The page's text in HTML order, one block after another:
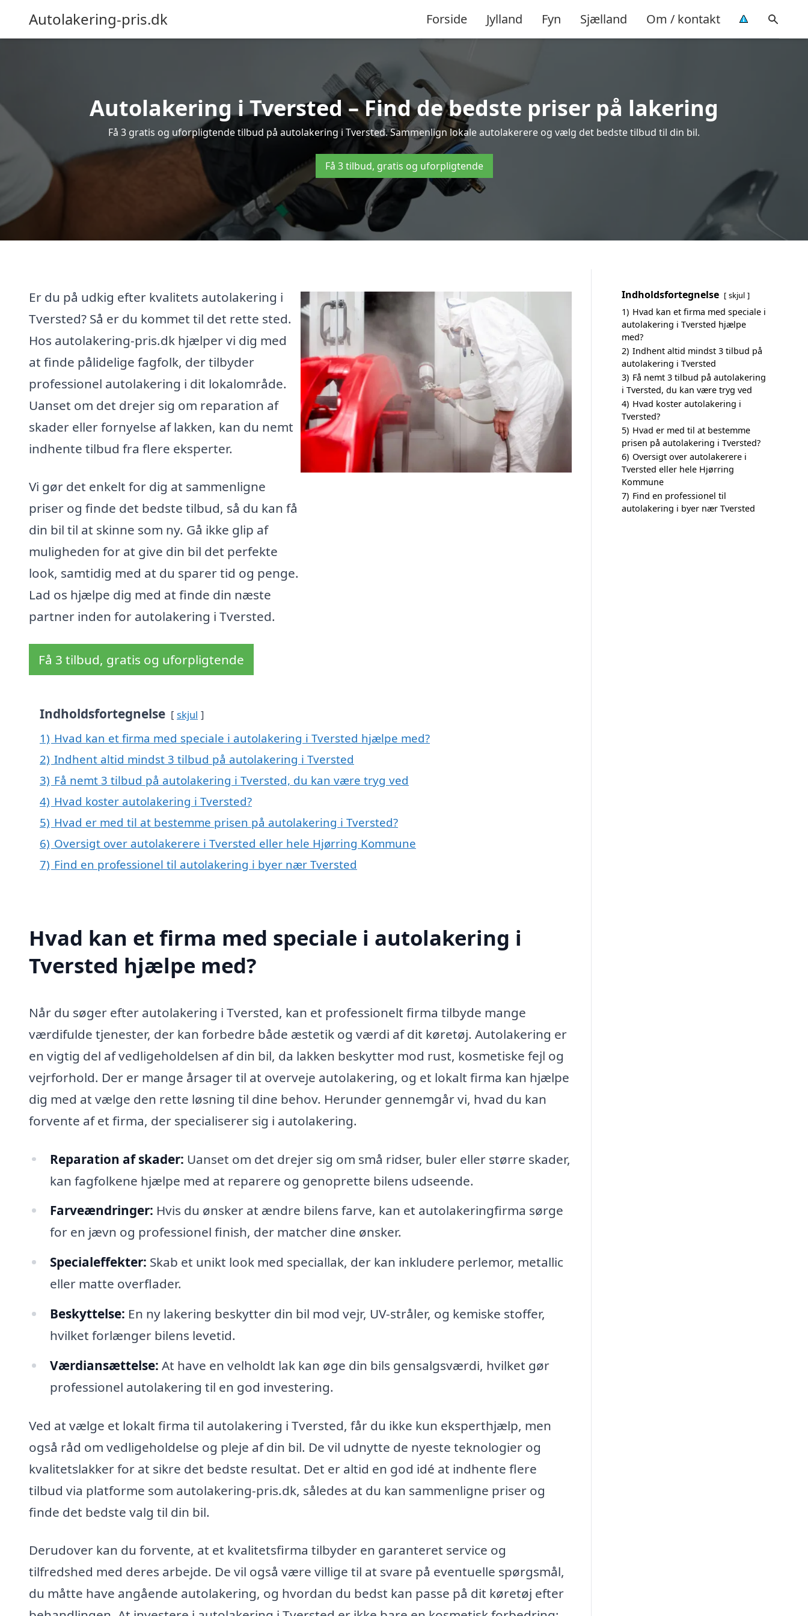
Autolakering-pris.dk Forside Jylland Fyn Sjælland Om / kontakt
Autolakering i Tversted – Find de bedste priser på lakering
Få 3 gratis og uforpligtende tilbud på autolakering i Tversted. Sammenlign lokale autolakerere og vælg det bedste tilbud til din bil.
Få 3 tilbud, gratis og uforpligtende
Er du på udkig efter kvalitets autolakering i
Tversted? Så er du kommet til det rette sted.
Hos autolakering-pris.dk hjælper vi dig med
at finde pålidelige fagfolk, der tilbyder
professionel autolakering i dit lokalområde.
Uanset om det drejer sig om reparation af
skader eller fornyelse af lakken, kan du nemt
indhente tilbud fra flere eksperter.
Vi gør det enkelt for dig at sammenligne
priser og finde det bedste tilbud, så du kan få
din bil til at skinne som ny. Gå ikke glip af
muligheden for at give din bil det perfekte
look, samtidig med at du sparer tid og penge.
Lad os hjælpe dig med at finde din næste
partner inden for autolakering i Tversted.
Få 3 tilbud, gratis og uforpligtende
Indholdsfortegnelse skjul
1) Hvad kan et firma med speciale i autolakering i Tversted hjælpe med?
2) Indhent altid mindst 3 tilbud på autolakering i Tversted
3) Få nemt 3 tilbud på autolakering i Tversted, du kan være tryg ved
4) Hvad koster autolakering i Tversted?
5) Hvad er med til at bestemme prisen på autolakering i Tversted?
6) Oversigt over autolakerere i Tversted eller hele Hjørring Kommune
7) Find en professionel til autolakering i byer nær Tversted
Hvad kan et firma med speciale i autolakering i
Tversted hjælpe med?
Når du søger efter autolakering i Tversted, kan et professionelt firma tilbyde mange
værdifulde tjenester, der kan forbedre både æstetik og værdi af dit køretøj. Autolakering er
en vigtig del af vedligeholdelsen af din bil, da lakken beskytter mod rust, kosmetiske fejl og
vejrforhold. Der er mange årsager til at overveje autolakering, og et lokalt firma kan hjælpe
dig med at vælge den rette løsning til dine behov. Herunder gennemgår vi, hvad du kan
forvente af et firma, der specialiserer sig i autolakering.
Reparation af skader: Uanset om det drejer sig om små ridser, buler eller større skader,
kan fagfolkene hjælpe med at reparere og genoprette bilens udseende.
Farveændringer: Hvis du ønsker at ændre bilens farve, kan et autolakeringfirma sørge
for en jævn og professionel finish, der matcher dine ønsker.
Specialeffekter: Skab et unikt look med speciallak, der kan inkludere perlemor, metallic
eller matte overflader.
Beskyttelse: En ny lakering beskytter din bil mod vejr, UV-stråler, og kemiske stoffer,
hvilket forlænger bilens levetid.
Værdiansættelse: At have en velholdt lak kan øge din bils gensalgsværdi, hvilket gør
professionel autolakering til en god investering.
Ved at vælge et lokalt firma til autolakering i Tversted, får du ikke kun eksperthjælp, men
også råd om vedligeholdelse og pleje af din bil. De vil udnytte de nyeste teknologier og
kvalitetslakker for at sikre det bedste resultat. Det er altid en god idé at indhente flere
tilbud via platforme som autolakering-pris.dk, således at du kan sammenligne priser og
finde det bedste valg til din bil.
Derudover kan du forvente, at et kvalitetsfirma tilbyder en garanteret service og
tilfredshed med deres arbejde. De vil også være villige til at svare på eventuelle spørgsmål,
du måtte have angående autolakering, og hvordan du bedst kan passe på dit køretøj efter
Indholdsfortegnelse skjul
1) Hvad kan et firma med speciale i
autolakering i Tversted hjælpe
med?
2) Indhent altid mindst 3 tilbud på
autolakering i Tversted
3) Få nemt 3 tilbud på autolakering
i Tversted, du kan være tryg ved
4) Hvad koster autolakering i
Tversted?
5) Hvad er med til at bestemme
prisen på autolakering i Tversted?
6) Oversigt over autolakerere i
Tversted eller hele Hjørring
Kommune
7) Find en professionel til
autolakering i byer nær Tversted